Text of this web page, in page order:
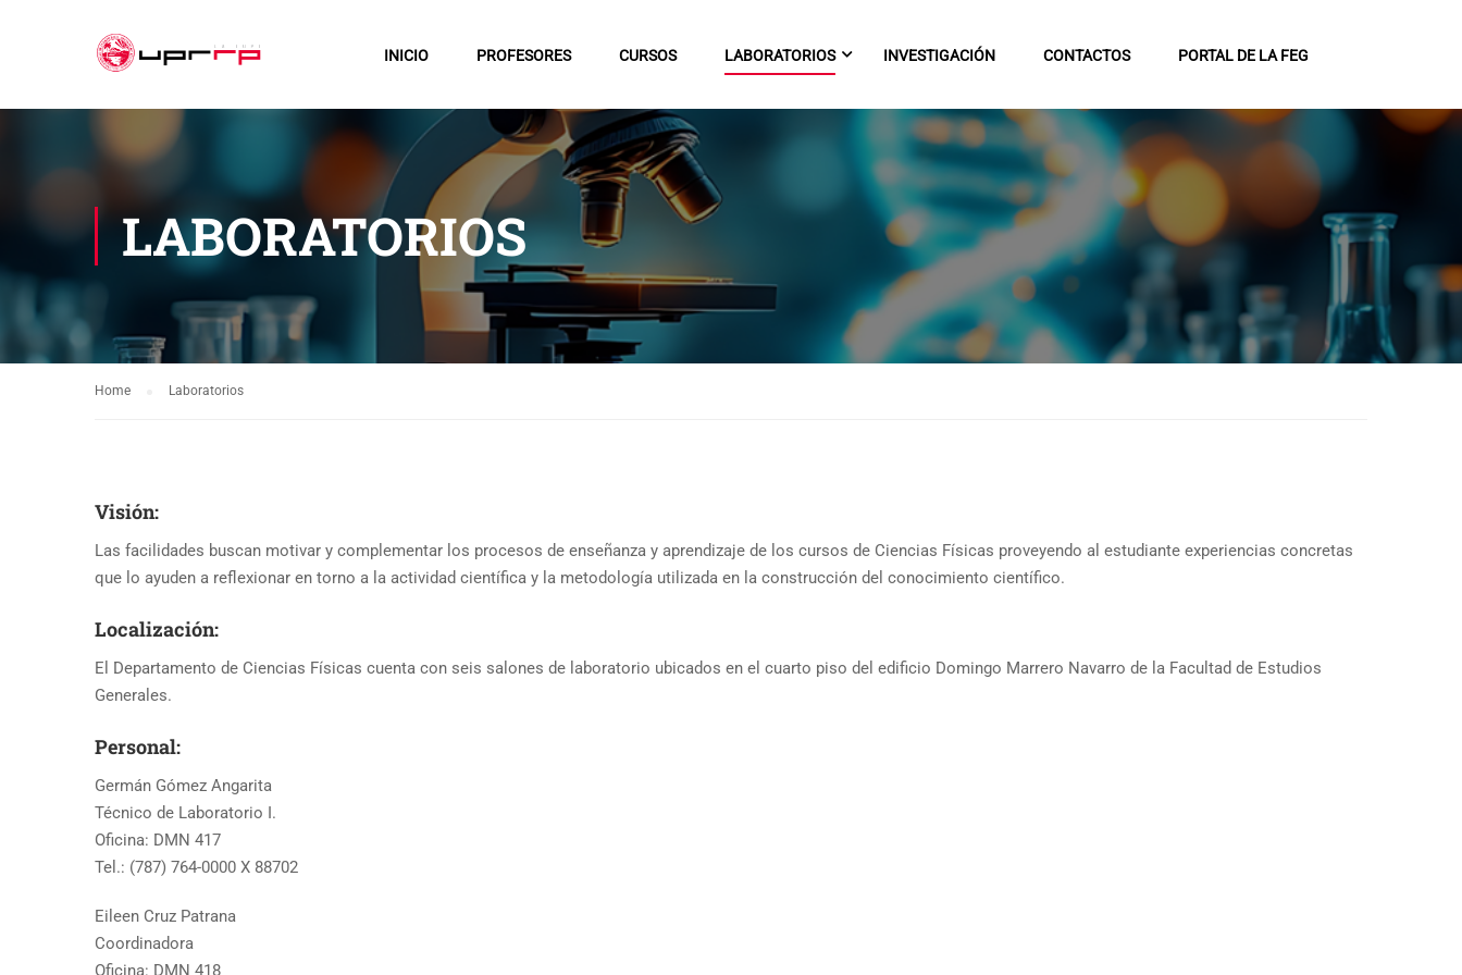
INICIO PROFESORES CURSOS LABORATORIOS INVESTIGACIÓN CONTACTOS PORTAL DE LA FEG
LABORATORIOS
Home Laboratorios
Visión:
Las facilidades buscan motivar y complementar los procesos de enseñanza y aprendizaje de los cursos de Ciencias Físicas proveyendo al estudiante experiencias concretas
que lo ayuden a reflexionar en torno a la actividad científica y la metodología utilizada en la construcción del conocimiento científico.
Localización:
El Departamento de Ciencias Físicas cuenta con seis salones de laboratorio ubicados en el cuarto piso del edificio Domingo Marrero Navarro de la Facultad de Estudios
Generales.
Personal:
Germán Gómez Angarita
Técnico de Laboratorio I.
Oficina: DMN 417
Tel.: (787) 764-0000 X 88702
Eileen Cruz Patrana
Coordinadora
Oficina: DMN 418